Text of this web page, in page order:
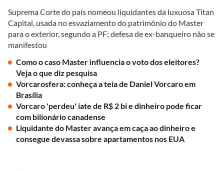
Suprema Corte do país nomeou liquidantes da luxuosa Titan
Capital, usada no esvaziamento do patrimônio do Master
para o exterior, segundo a PF; defesa de ex-banqueiro não se
manifestou
Como o caso Master influencia o voto dos eleitores?
Veja o que diz pesquisa
Vorcarosfera: conheça a teia de Daniel Vorcaro em
Brasília
Vorcaro 'perdeu' iate de R$ 2 bi e dinheiro pode ficar
com bilionário canadense
Liquidante do Master avança em caça ao dinheiro e
consegue devassa sobre apartamentos nos EUA